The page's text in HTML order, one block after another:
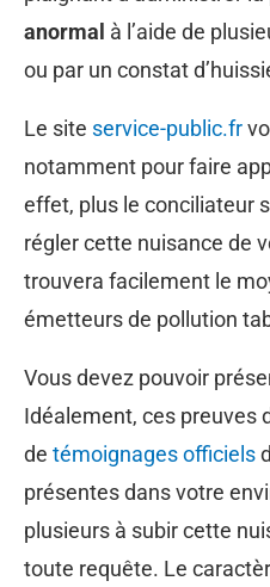
anormal à l’aide de
ou par un constat
Le site service-public.fr
notamment pour faire
effet, plus le conciliateur
régler cette nuisance de
trouvera facilement le
émetteurs de pollution
Vous devez pouvoir
Idéalement, ces preuves
de témoignages officiels
présentes dans votre
plusieurs à subir cette
toute requête. Le